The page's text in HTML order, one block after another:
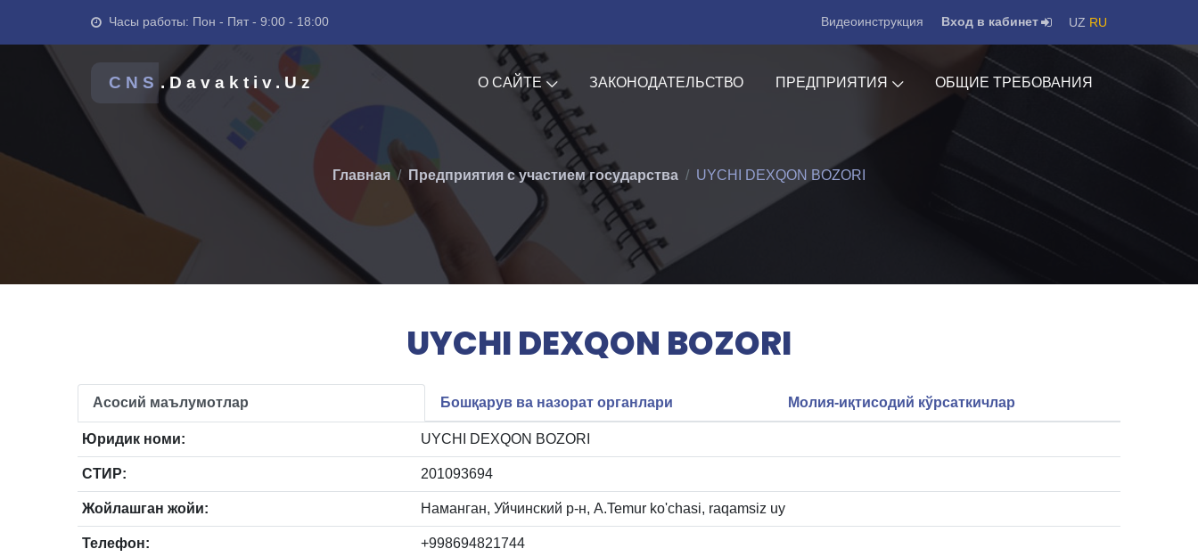
Часы работы: Пон - Пят - 9:00 - 18:00 Видеоинструкция Вход в кабинет UZ RU
CNS .Davaktiv.Uz О САЙТЕ ЗАКОНОДАТЕЛЬСТВО ПРЕДПРИЯТИЯ ОБЩИЕ ТРЕБОВАНИЯ
Главная Предприятия с участием государства UYCHI DEXQON BOZORI
UYCHI DEXQON BOZORI
Асосий маълумотлар Бошқарув ва назорат органлари Молия-иқтисодий кўрсаткичлар
Юридик номи: UYCHI DEXQON BOZORI
СТИР: 201093694
Жойлашган жойи: Наманган, Уйчинский р-н, A.Temur ko'chasi, raqamsiz uy
Телефон: +998694821744